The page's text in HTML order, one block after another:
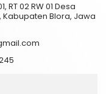
RT 02 RW 01 Desa
Blora, Jawa